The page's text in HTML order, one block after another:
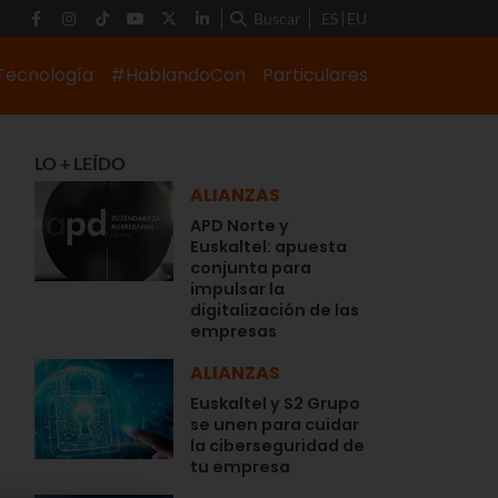
Buscar ES EU
#HablandoCon Particulares
LO + LEÍDO
ALIANZAS
APD Norte y
Euskaltel: apuesta
conjunta para
impulsar la
digitalización de las
empresas
ALIANZAS
Euskaltel y S2 Grupo
se unen para cuidar
la ciberseguridad de
tu empresa